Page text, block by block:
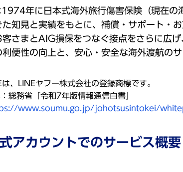
年に日本式海外旅行傷害保険（現在の
た知見と実績をもとに、補償・サポート・
客さまとAIG損保をつなぐ接点をさらに広
便性の向上と、安心・安全な海外渡航の
は、LINEヤフー株式会社の登録商標です。
総務省「令和7年版情報通信白書」
www.soumu.go.jp/johotsusintokei/
アカウントでのサービス概要